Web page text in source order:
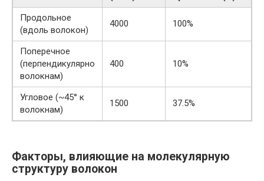
Продольное
(вдоль волокон)
4000 100%
Поперечное
(перпендикулярно
волокнам)
400 10%
Угловое (~45° к
волокнам)
1500 37.5%
Факторы, влияющие на молекулярную
структуру волокон